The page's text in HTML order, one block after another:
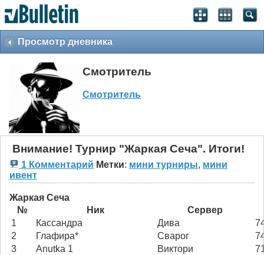
Просмотр дневника
Смотритель
Смотритель
Внимание! Турнир "Жаркая Сеча". Итоги!
1 Комментарий Метки: мини турниры, мини
ивент
Жаркая Сеча
№
Ник
Сервер
1
Кассандра Дива
2
Глафира* Сварог
3
Anutka 1 Виктори